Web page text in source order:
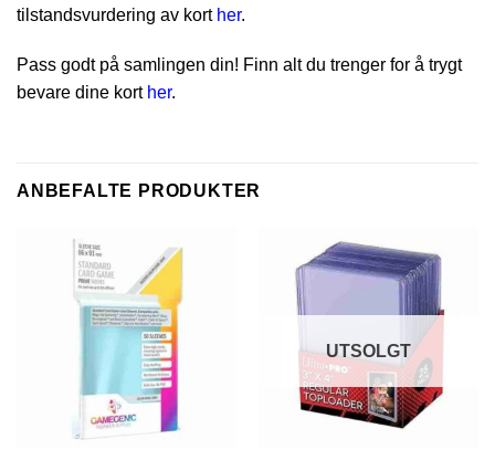
tilstandsvurdering av kort her.
Pass godt på samlingen din! Finn alt du trenger for å trygt
bevare dine kort her.
ANBEFALTE PRODUKTER
UTSOLGT